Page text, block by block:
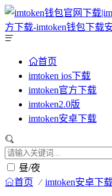
首页
imtoken ios下载
imtoken官方下载
imtoken2.0版
imtoken安卓下载
昼/夜
首页 imtoken安卓下